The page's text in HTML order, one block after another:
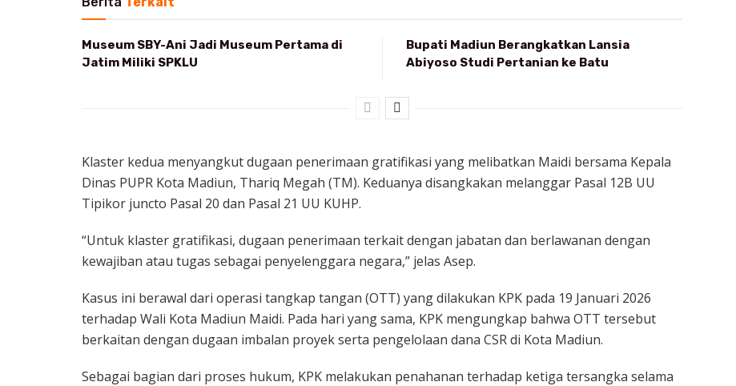
Museum SBY-Ani Jadi Museum Pertama di
Jatim Miliki SPKLU
Bupati Madiun Berangkatkan Lansia
Abiyoso Studi Pertanian ke Batu
Klaster kedua menyangkut dugaan penerimaan gratifikasi yang melibatkan Maidi bersama Kepala
Dinas PUPR Kota Madiun, Thariq Megah (TM). Keduanya disangkakan melanggar Pasal 12B UU
Tipikor juncto Pasal 20 dan Pasal 21 UU KUHP.
“Untuk klaster gratifikasi, dugaan penerimaan terkait dengan jabatan dan berlawanan dengan
kewajiban atau tugas sebagai penyelenggara negara,” jelas Asep.
Kasus ini berawal dari operasi tangkap tangan (OTT) yang dilakukan KPK pada 19 Januari 2026
terhadap Wali Kota Madiun Maidi. Pada hari yang sama, KPK mengungkap bahwa OTT tersebut
berkaitan dengan dugaan imbalan proyek serta pengelolaan dana CSR di Kota Madiun.
Sebagai bagian dari proses hukum, KPK melakukan penahanan terhadap ketiga tersangka selama